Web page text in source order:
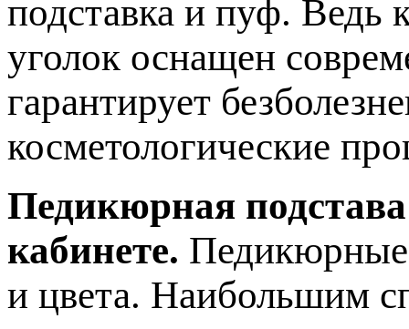
подставка и пуф. Ведь
уголок оснащен
гарантирует
косметологические
Педикюрная подстава
кабинете. Педикюрные
и цвета. Наибольшим